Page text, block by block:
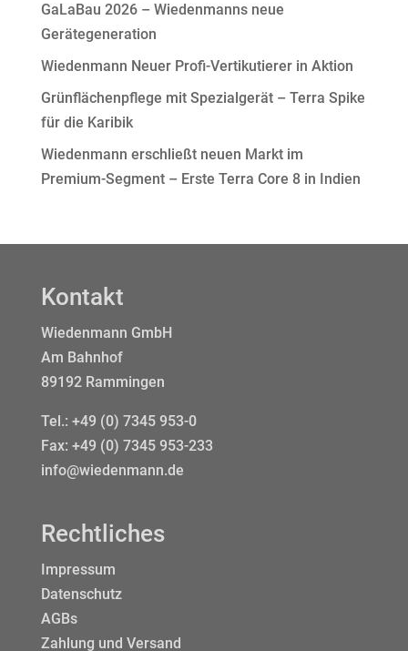
GaLaBau 2026 – Wiedenmanns neue
Gerätegeneration
Wiedenmann Neuer Profi-Vertikutierer in Aktion
Grünflächenpflege mit Spezialgerät – Terra Spike
für die Karibik
Wiedenmann erschließt neuen Markt im
Premium-Segment – Erste Terra Core 8 in Indien
Kontakt
Wiedenmann GmbH
Am Bahnhof
89192 Rammingen
Tel.: +49 (0) 7345 953-0
Fax: +49 (0) 7345 953-233
info@wiedenmann.de
Rechtliches
Impressum
Datenschutz
AGBs
Zahlung und Versand